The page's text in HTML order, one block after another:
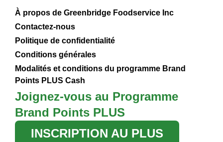
À propos de Greenbridge Foodservice Inc
Contactez-nous
Politique de confidentialité
Conditions générales
Modalités et conditions du programme Brand
Points PLUS Cash
Joignez-vous au Programme
Brand Points PLUS
INSCRIPTION AU PLUS